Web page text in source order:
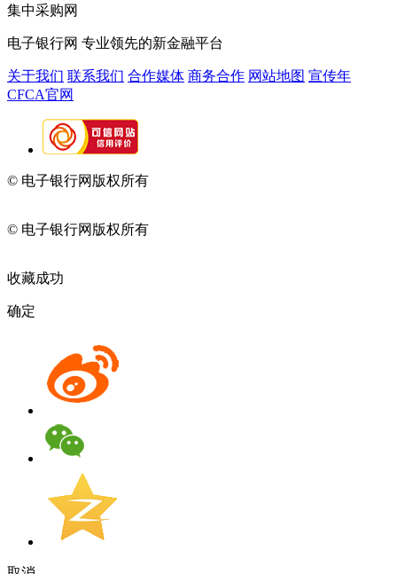
集中采购网
电子银行网 专业领先的新金融平台
关于我们 联系我们 合作媒体 商务合作 网站地图 宣传年
CFCA官网
© 电子银行网版权所有
© 电子银行网版权所有
收藏成功
确定